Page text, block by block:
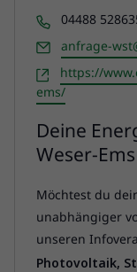
Telefon
04488
Email
anfrage-
Webseite
https://
ems/
Deine
Weser-Ems
Möchtest du
unabhängiger
unseren
Photovoltaik,